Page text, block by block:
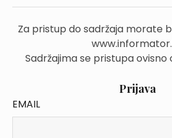
Za pristup do sadržaja morate
Sadržajima se pristupa ovisno
Prijava
EMAIL